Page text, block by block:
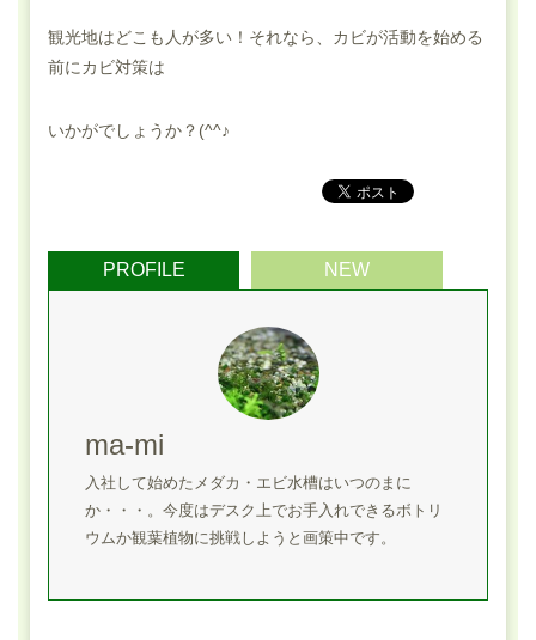
観光地はどこも人が多い！それなら、カビが活動を始める
前にカビ対策は
いかがでしょうか？(^^♪
PROFILE NEW
ma-mi
入社して始めたメダカ・エビ水槽はいつのまに
か・・・。今度はデスク上でお手入れできるボトリ
ウムか観葉植物に挑戦しようと画策中です。